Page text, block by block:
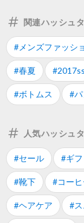
関連ハッシュ
#メンズファッシ
#春夏 #2017ss
#ボトムス #
人気ハッシュ
#セール #ギフ
#靴下 #コーヒ
#ヘアケア #